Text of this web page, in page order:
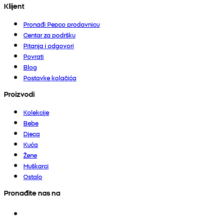
Klijent
Pronađi Pepco prodavnicu
Centar za podršku
Pitanja i odgovori
Povrati
Blog
Postavke kolačića
Proizvodi
Kolekcije
Bebe
Djeca
Kuća
Žene
Muškarci
Ostalo
Pronađite nas na